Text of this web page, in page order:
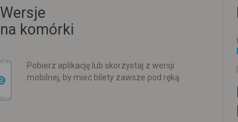
Wersje
na komórki
Pobierz aplikację lub skorzystaj z wersji
mobilnej, by mieć bilety zawsze pod ręką